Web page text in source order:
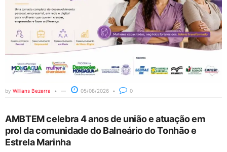
by Willians Bezerra 05/08/2026 0
AMBTEM celebra 4 anos de união e atuação em
prol da comunidade do Balneário do Tonhão e
Estrela Marinha